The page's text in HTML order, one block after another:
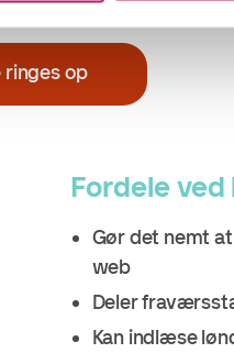
ringes op
Fordele
Gør det nemt
web
Deler
Kan indlæse